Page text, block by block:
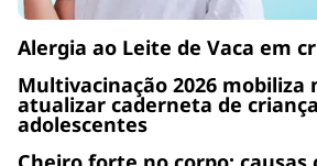
Alergia ao Leite de Vaca em
Multivacinação 2026 mobiliza
atualizar caderneta de
adolescentes